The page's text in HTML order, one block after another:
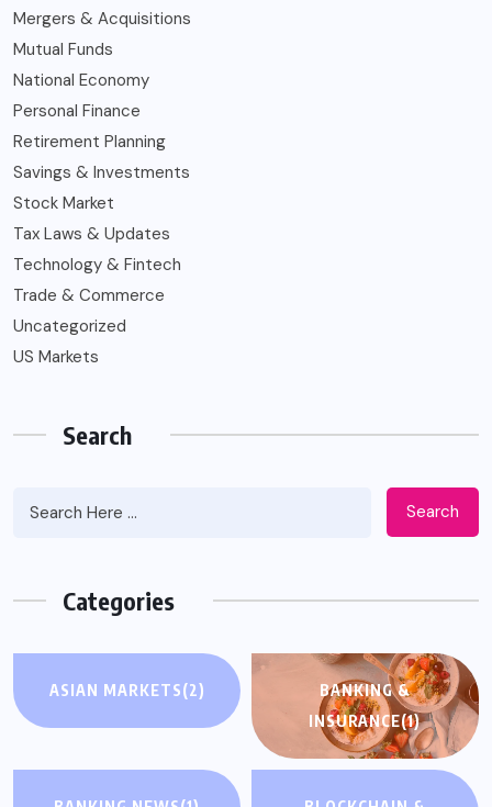
Mergers & Acquisitions
Mutual Funds
National Economy
Personal Finance
Retirement Planning
Savings & Investments
Stock Market
Tax Laws & Updates
Technology & Fintech
Trade & Commerce
Uncategorized
US Markets
Search
Search
Categories
ASIAN MARKETS(2)
BANKING &
INSURANCE(1)